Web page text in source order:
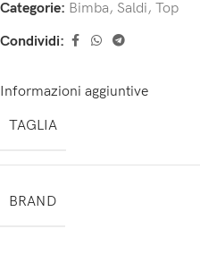
Categorie: Bimba, Saldi, Top
Condividi:
Informazioni aggiuntive
TAGLIA
BRAND